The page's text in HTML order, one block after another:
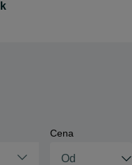
Cena